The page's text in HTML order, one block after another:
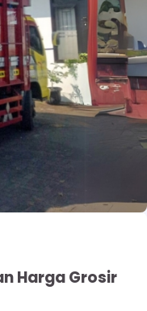
Harga Grosir